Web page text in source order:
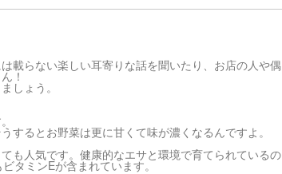
載らない楽しい耳寄りな話を聞いたり、お店の人や偶
！
しょう。
るとお野菜は更に甘くて味が濃くなるんですよ。
も人気です。健康的なエサと環境で育てられているの
タミンEが含まれています。